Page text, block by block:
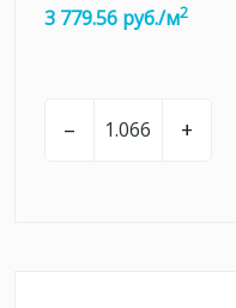
3 779.56 руб./м2
– +